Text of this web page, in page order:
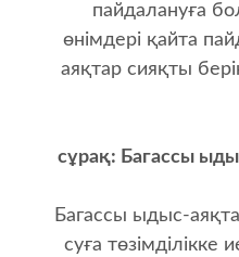
пайдалануға
өнімдері қайта
аяқтар сияқты
4-сұрақ: Багассы
Багассы ыдыс-
суға төзімділікке